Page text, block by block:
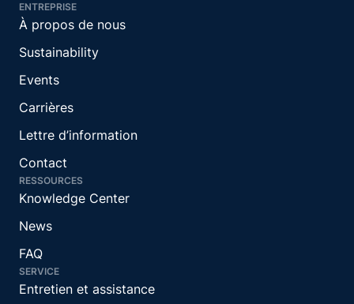
ENTREPRISE
À propos de nous
Sustainability
Events
Carrières
Lettre d’information
Contact
RESSOURCES
Knowledge Center
News
FAQ
SERVICE
Entretien et assistance